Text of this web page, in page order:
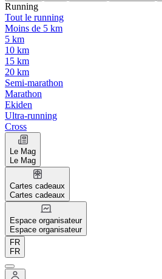
Running
Tout le running
Moins de 5 km
5 km
10 km
15 km
20 km
Semi-marathon
Marathon
Ekiden
Ultra-running
Cross
Le Mag
Le Mag
Cartes cadeaux
Cartes cadeaux
Espace organisateur
Espace organisateur
FR
FR